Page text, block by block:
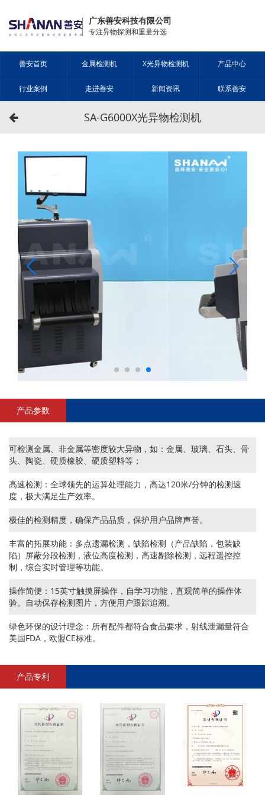
广东善安科技有限公司
专注异物探测和重量分选
善安首页 金属检测机 X光异物检测机 产品中心
行业案例 走进善安 新闻资讯 联系善安
SA-G6000X光异物检测机
产品参数
可检测金属、非金属等密度较大异物，如：金属、玻璃、石头、骨
头、陶瓷、硬质橡胶、硬质塑料等；
高速检测：全球领先的运算处理能力，高达120米/分钟的检测速
度，极大满足生产效率。
极佳的检测精度，确保产品品质，保护用户品牌声誉。
丰富的拓展功能：多点遗漏检测，缺陷检测（产品缺陷，包装缺
陷）屏蔽分段检测，液位高度检测，高速剔除检测，远程遥控控
制，综合实时管理等功能。
操作简便：15英寸触摸屏操作，自学习功能，直观简单的操作体
验。自动保存检测图片，方便用户跟踪追溯。
绿色环保的设计理念：所有配件都符合食品要求，射线泄漏量符合
美国FDA，欧盟CE标准。
产品专利